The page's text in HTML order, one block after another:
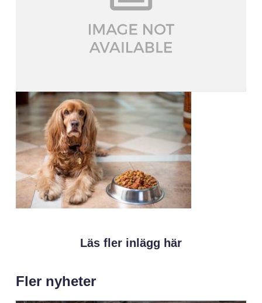
Läs fler inlägg här
Fler nyheter